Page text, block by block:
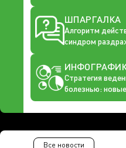
ШПАРГАЛКА
Алгоритм
синдром
Стратегия
болезнью:
Все новости